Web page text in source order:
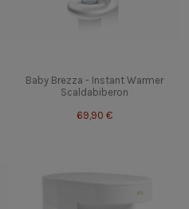
Baby Brezza - Instant Warmer
Scaldabiberon
69,90 €